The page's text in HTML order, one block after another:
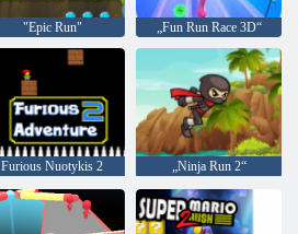
"Epic Run" „Fun Run Race 3D“
Furious Nuotykis 2 „Ninja Run 2“